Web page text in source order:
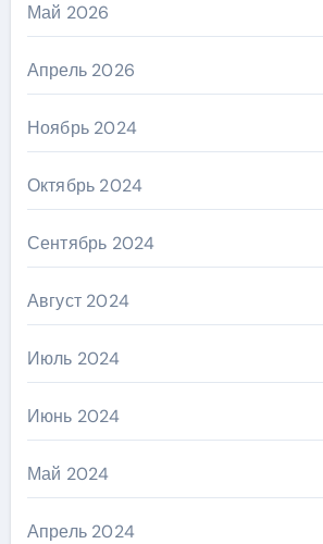
Май 2026
Апрель 2026
Ноябрь 2024
Октябрь 2024
Сентябрь 2024
Август 2024
Июль 2024
Июнь 2024
Май 2024
Апрель 2024